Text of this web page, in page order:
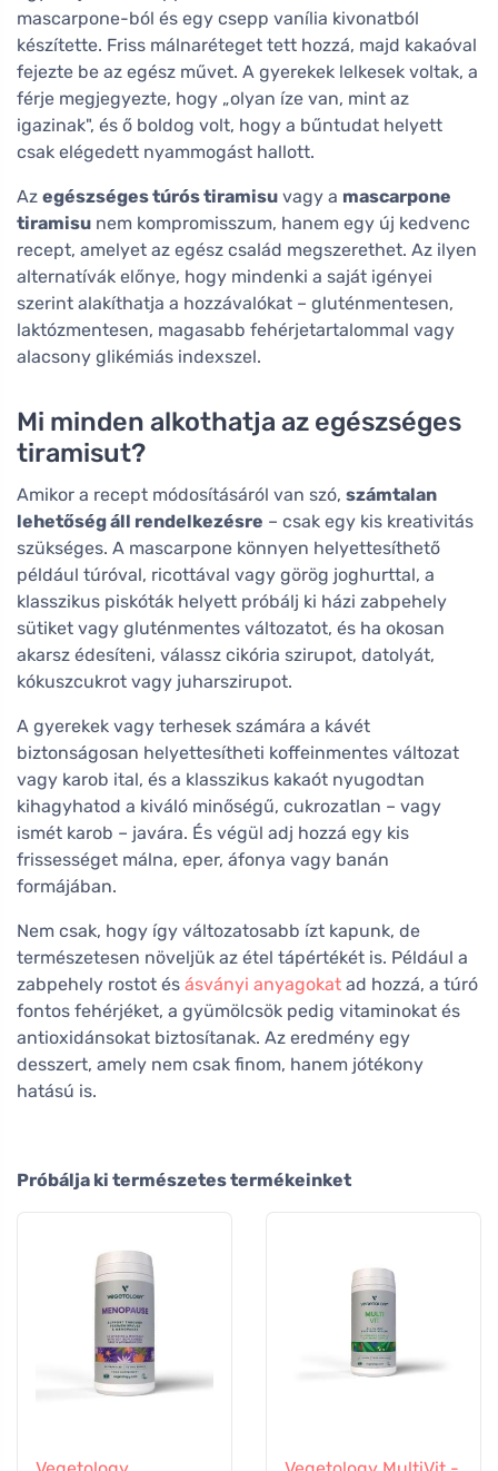
mascarpone-ból és egy csepp vanília kivonatból
készítette. Friss málnaréteget tett hozzá, majd kakaóval
fejezte be az egész művet. A gyerekek lelkesek voltak, a
férje megjegyezte, hogy „olyan íze van, mint az
igazinak", és ő boldog volt, hogy a bűntudat helyett
csak elégedett nyammogást hallott.
Az egészséges túrós tiramisu vagy a mascarpone
tiramisu nem kompromisszum, hanem egy új kedvenc
recept, amelyet az egész család megszerethet. Az ilyen
alternatívák előnye, hogy mindenki a saját igényei
szerint alakíthatja a hozzávalókat – gluténmentesen,
laktózmentesen, magasabb fehérjetartalommal vagy
alacsony glikémiás indexszel.
Mi minden alkothatja az egészséges
tiramisut?
Amikor a recept módosításáról van szó, számtalan
lehetőség áll rendelkezésre – csak egy kis kreativitás
szükséges. A mascarpone könnyen helyettesíthető
például túróval, ricottával vagy görög joghurttal, a
klasszikus piskóták helyett próbálj ki házi zabpehely
sütiket vagy gluténmentes változatot, és ha okosan
akarsz édesíteni, válassz cikória szirupot, datolyát,
kókuszcukrot vagy juharszirupot.
A gyerekek vagy terhesek számára a kávét
biztonságosan helyettesítheti koffeinmentes változat
vagy karob ital, és a klasszikus kakaót nyugodtan
kihagyhatod a kiváló minőségű, cukrozatlan – vagy
ismét karob – javára. És végül adj hozzá egy kis
frissességet málna, eper, áfonya vagy banán
formájában.
Nem csak, hogy így változatosabb ízt kapunk, de
természetesen növeljük az étel tápértékét is. Például a
zabpehely rostot és ásványi anyagokat ad hozzá, a túró
fontos fehérjéket, a gyümölcsök pedig vitaminokat és
antioxidánsokat biztosítanak. Az eredmény egy
desszert, amely nem csak finom, hanem jótékony
hatású is.
Próbálja ki természetes termékeinket